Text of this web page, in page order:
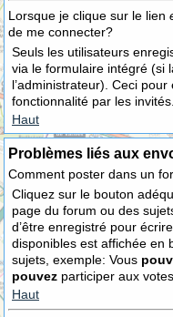
Lorsque je clique sur le lien
de me connecter?
Seuls les utilisateurs
via le formulaire intégré (si
l’administrateur). Ceci
fonctionnalité par les invités.
Haut
Problèmes liés aux
Comment poster dans un
Cliquez sur le bouton
page du forum ou des
d’être enregistré pour
disponibles est affichée en
sujets, exemple: Vous
pouvez participer aux
Haut